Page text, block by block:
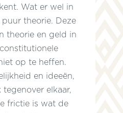
Wat er wel in
puur theorie. Deze
theorie en geld in
op te heffen.
en ideeën,
elkaar,
frictie is wat de